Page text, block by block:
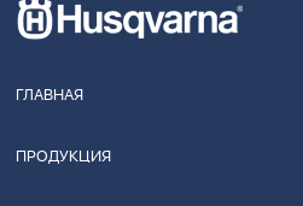
ГЛАВНАЯ
ПРОДУКЦИЯ